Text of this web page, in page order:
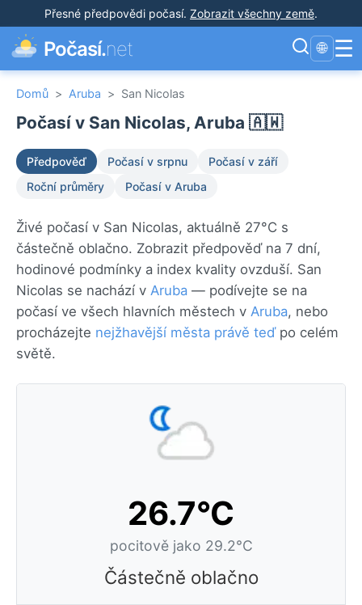
Přesné předpovědi počasí. Zobrazit všechny země.
Počasí.net 🌐 ☰
Domů > Aruba > San Nicolas
Počasí v San Nicolas, Aruba 🇦🇼
Předpověď Počasí v srpnu
Počasí v září
Roční průměry
Počasí v Aruba
Živé počasí v San Nicolas, aktuálně 27°C s
částečně oblačno. Zobrazit předpověď na 7 dní,
hodinové podmínky a index kvality ovzduší. San
Nicolas se nachází v Aruba — podívejte se na
počasí ve všech hlavních městech v Aruba, nebo
procházejte nejžhavější města právě teďpo celém
světě.
26.7°C
pocitově jako 29.2°C
Částečně oblačno